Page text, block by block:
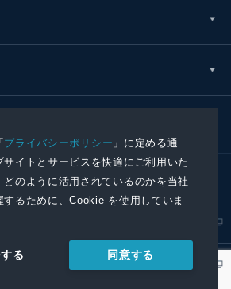
プライバシーポリシー 」に定める通
サイトとサービスを快適にご利用いた
どのように活用されているのかを当社
するために、Cookie を使用していま
る 同意する
プレスリリース取扱基準